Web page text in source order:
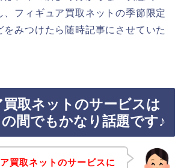
、フィギュア買取ネットの季節限定
をみつけたら随時記事にさせていた
取ネットのサービスは
間でもかなり話題です♪
買取ネットのサービスに